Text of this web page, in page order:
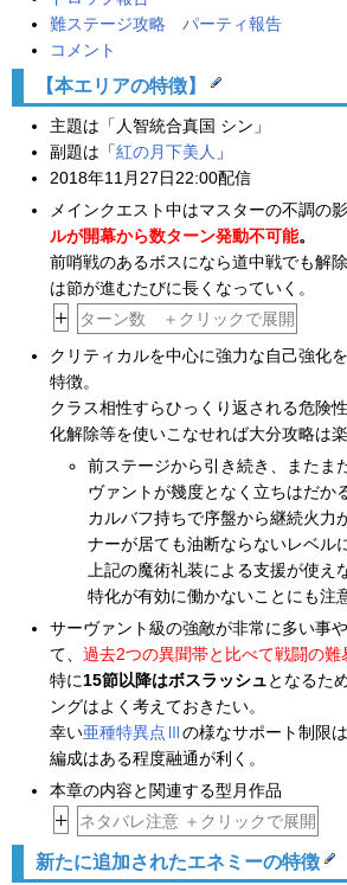
難ステージ攻略 パーティ報告
コメント
【本エリアの特徴】
主題は「人智統合真国 シン」
副題は「紅の月下美人 」
2018年11月27日22:00配信
メインクエスト中はマスターの不調の影
ルが開幕から数ターン発動不可能。
前哨戦のあるボスになら道中戦でも解
は節が進むたびに長くなっていく。
+
ターン数 ＋クリックで展開
クリティカルを中心に強力な自己強化
特徴。
クラス相性すらひっくり返される危険
化解除等を使いこなせれば大分攻略は楽
前ステージから引き続き、またま
ヴァントが幾度となく立ちはだか
カルバフ持ちで序盤から継続火力
ナーが居ても油断ならないレベル
上記の魔術礼装による支援が使え
特化が有効に働かないことにも注
サーヴァント級の強敵が非常に多い事
て、 過去2つの異聞帯と比べて戦闘の難
特に15節以降はボスラッシュとなるた
ングはよく考えておきたい。
幸い亜種特異点Ⅲの様なサポート制限
編成はある程度融通が利く。
本章の内容と関連する型月作品
+ ネタバレ注意 ＋クリックで展開
新たに追加されたエネミーの特徴